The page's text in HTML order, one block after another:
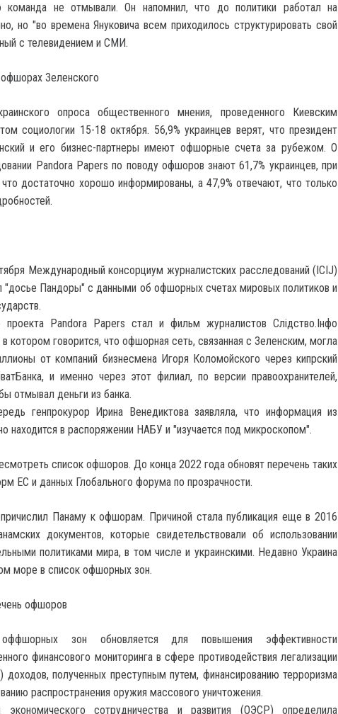
команда не отмывали. Он напомнил, что до политики работал на
но "во времена Януковича всем приходилось структурировать свой
с телевидением и СМИ.
Зеленского
опроса общественного мнения, проведенного Киевским
социологии 15-18 октября. 56,9% украинцев верят, что президент
и его бизнес-партнеры имеют офшорные счета за рубежом. О
Pandora Papers по поводу офшоров знают 61,7% украинцев, при
достаточно хорошо информированы, а 47,9% отвечают, что только
Международный консорциум журналистских расследований (ICIJ)
"досье Пандоры" с данными об офшорных счетах мировых политиков и
Pandora Papers стал и фильм журналистов Слідство.Інфо
котором говорится, что офшорная сеть, связанная с Зеленским, могла
от компаний бизнесмена Игоря Коломойского через кипрский
и именно через этот филиал, по версии правоохранителей,
отмывал деньги из банка.
генпрокурор Ирина Венедиктова заявляла, что информация из
находится в распоряжении НАБУ и "изучается под микроскопом".
список офшоров. До конца 2022 года обновят перечень таких
ЕС и данных Глобального форума по прозрачности.
Панаму к офшорам. Причиной стала публикация еще в 2016
документов, которые свидетельствовали об использовании
политиками мира, в том числе и украинскими. Недавно Украина
море в список офшорных зон.
офшоров
зон обновляется для повышения эффективности
финансового мониторинга в сфере противодействия легализации
доходов, полученных преступным путем, финансированию терроризма
распространения оружия массового уничтожения.
экономического сотрудничества и развития (ОЭСР) определила